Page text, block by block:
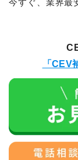
今すぐ、業界最
「CEV